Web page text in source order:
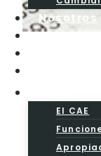
Nosotros
Aviso
El CAE
de